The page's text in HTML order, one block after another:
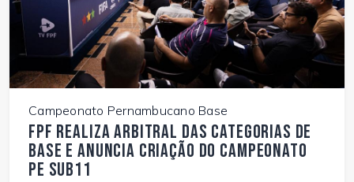
Campeonato Pernambucano Base
FPF realiza arbitral das categorias de
base e anuncia criação do Campeonato
PE Sub11